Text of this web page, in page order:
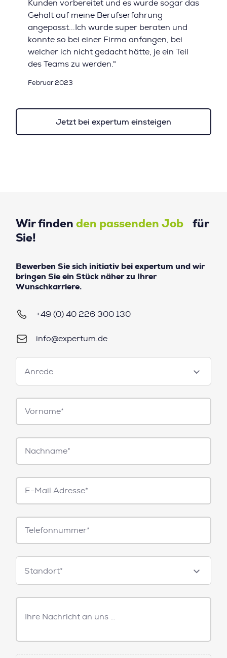
Kunden vorbereitet und es wurde sogar das
Gehalt auf meine Berufserfahrung
angepasst...Ich wurde super beraten und
konnte so bei einer Firma anfangen, bei
welcher ich nicht gedacht hätte, je ein Teil
des Teams zu werden."
Februar 2023
Jetzt bei expertum einsteigen
Wir finden den passenden Job für
Sie!
Bewerben Sie sich initiativ bei expertum und wir
bringen Sie ein Stück näher zu Ihrer
Wunschkarriere.
+49 (0) 40 226 300 130
info@expertum.de
Anrede
Anrede
Vorname*
Nachname*
E-
Mail*
Telefonnummer
Standorte
Standort*
Freitext
Nachricht